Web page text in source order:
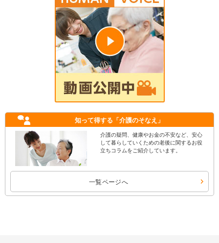
知って得する 「介護のそなえ」
介護の疑問、健康やお金の不安など、安心
して暮らしていくための老後に関するお役
立ちコラムをご紹介しています。
一覧ページへ